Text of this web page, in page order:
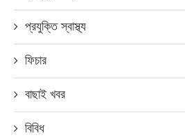
প্রযুক্তি স্বাস্থ্য
ফিচার
বাছাই খবর
বিবিধ